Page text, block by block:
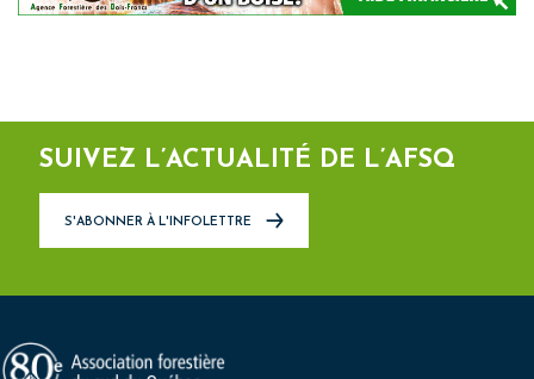
SUIVEZ L’ACTUALITÉ DE L’AFSQ
S'ABONNER À L'INFOLETTRE